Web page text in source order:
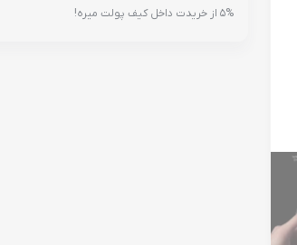
5% از خریدت داخل کیف پولت میره!